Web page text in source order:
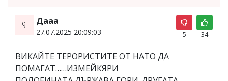
9. Дааа
27.07.2025 20:09:03 5 34
ВИКАЙТЕ ТЕРОРИСТИТЕ ОТ НАТО ДА
ПОМАГАТ……ИЗМЕЙКЯРИ